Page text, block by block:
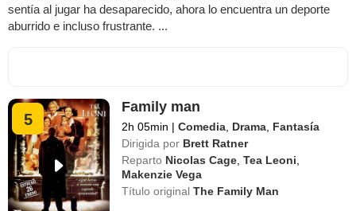
sentía al jugar ha desaparecido, ahora lo encuentra un deporte
aburrido e incluso frustrante. ...
5
Family man
2h 05min | Comedia Drama Fantasía
Dirigida por Brett Ratner
Reparto Nicolas Cage ,Tea Leoni
Makenzie Vega
Título originalThe Family Man